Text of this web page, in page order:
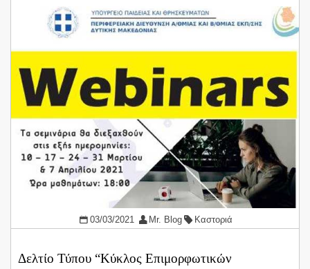
03/03/2021 Mr. Blog Καστοριά
Δελτίο Τύπου “Κύκλος Επιμορφωτικών